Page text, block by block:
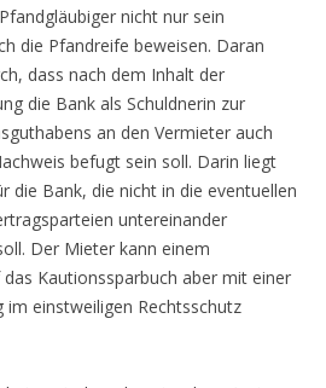
nicht nur sein
die Pfandreife beweisen. Daran
dass nach dem Inhalt der
die Bank als Schuldnerin zur
an den Vermieter auch
befugt sein soll. Darin liegt
die Bank, die nicht in die eventuellen
untereinander
Der Mieter kann einem
Kautionssparbuch aber mit einer
im einstweiligen Rechtsschutz